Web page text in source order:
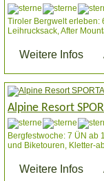
Tiroler Bergwelt erleben:
Leihrucksack, After
Weitere Infos
Alpine Resort
Bergfestwoche: 7 ÜN ab
und Biketouren, Kletter-
Weitere Infos